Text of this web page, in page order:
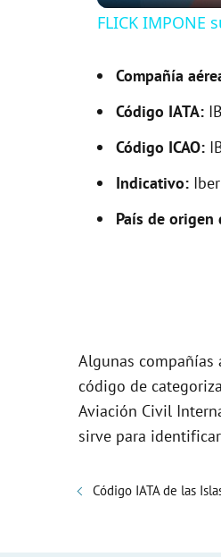
FLICK IMPONE
Compañía
Código IATA: IB
Código ICAO:
Indicativo:
País de origen
Algunas compañías
código de
Aviación Civil
sirve para
Código IATA de las